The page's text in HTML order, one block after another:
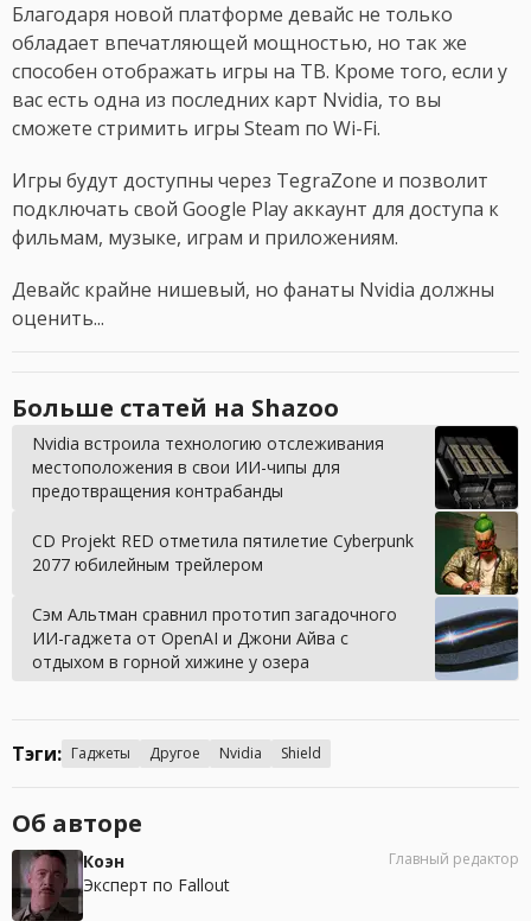
Благодаря новой платформе девайс не только
обладает впечатляющей мощностью, но так же
способен отображать игры на ТВ. Кроме того, если у
вас есть одна из последних карт Nvidia, то вы
сможете стримить игры Steam по Wi-Fi.
Игры будут доступны через TegraZone и позволит
подключать свой Google Play аккаунт для доступа к
фильмам, музыке, играм и приложениям.
Девайс крайне нишевый, но фанаты Nvidia должны
оценить...
Больше статей на Shazoo
Nvidia встроила технологию отслеживания
местоположения в свои ИИ-чипы для
предотвращения контрабанды
CD Projekt RED отметила пятилетие Cyberpunk
2077 юбилейным трейлером
Сэм Альтман сравнил прототип загадочного
ИИ-гаджета от OpenAI и Джони Айва с
отдыхом в горной хижине у озера
Тэги: Гаджеты Другое Nvidia Shield
Об авторе
Коэн
Эксперт по Fallout
Главный редактор